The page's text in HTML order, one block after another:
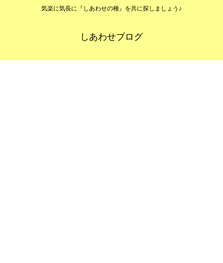
気楽に気長に『しあわせの種』を共に探しましょう♪
しあわせブログ